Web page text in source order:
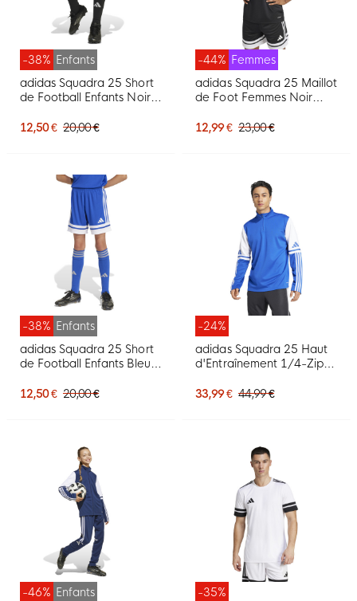
-38% Enfants
adidas Squadra 25 Short
de Football Enfants Noir
12,50 € 20,00 €
-44% Femmes
adidas Squadra 25 Maillot
de Foot Femmes Noir
12,99 € 23,00 €
-38% Enfants
adidas Squadra 25 Short
de Football Enfants Bleu
12,50 € 20,00 €
-24%
adidas Squadra 25 Haut
d'Entraînement 1/4-Zip
33,99 € 44,99 €
-46% Enfants
-35%